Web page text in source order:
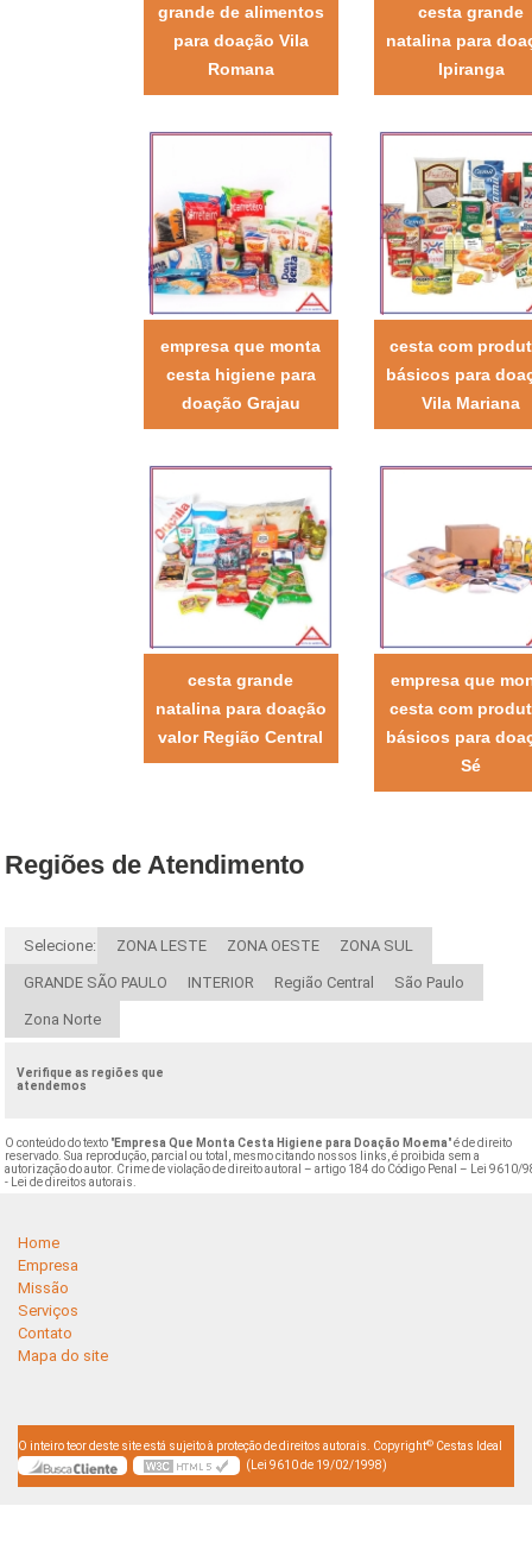
grande de alimentos
para doação Vila
Romana
cesta grande
natalina para
Ipiranga
empresa que monta
cesta higiene para
doação Grajau
cesta com
básicos para
Vila Mariana
cesta grande
natalina para doação
valor Região Central
empresa que
cesta com
básicos para
Sé
Regiões de Atendimento
Selecione: ZONA LESTE ZONA OESTE ZONA SUL
GRANDE SÃO PAULO INTERIOR Região Central São Paulo
Zona Norte
Verifique as regiões que
atendemos
O conteúdo do texto "Empresa Que Monta Cesta Higiene para Doação Moema" é de direito
reservado. Sua reprodução, parcial ou total, mesmo citando nossos links, é proibida sem a
autorização do autor. Crime de violação de direito autoral – artigo 184 do Código Penal –
Lei 9610/
- Lei de direitos autorais
Home
Empresa
Missão
Serviços
Contato
Mapa do site
O inteiro teor deste site está sujeito à proteção de direitos autorais. Copyright© Cestas Ideal
(Lei 9610 de 19/02/1998)